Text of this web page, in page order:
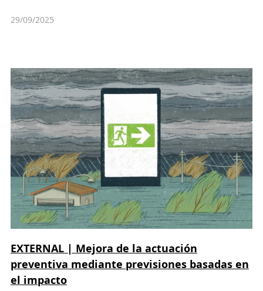
29/09/2025
EXTERNAL | Mejora de la actuación
preventiva mediante previsiones basadas en
el impacto